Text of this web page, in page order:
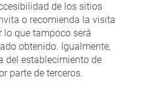
de los sitios
o recomienda la visita
lo que tampoco será
obtenido. Igualmente,
del establecimiento de
parte de terceros.